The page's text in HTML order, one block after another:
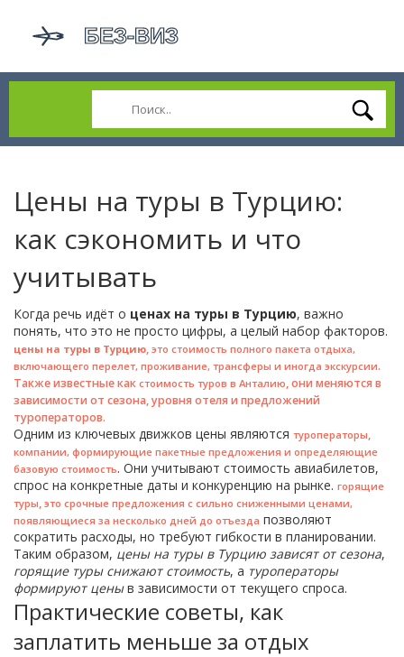
Цены на туры в Турцию:
как сэкономить и что
учитывать
Когда речь идёт о ценах на туры в Турцию, важно
понять, что это не просто цифры, а целый набор факторов.
цены на туры в Турцию, это стоимость полного пакета отдыха,
включающего перелет, проживание, трансферы и иногда экскурсии.
Также известные как стоимость туров в Анталию, они меняются в
зависимости от сезона, уровня отеля и предложений
туроператоров.
Одним из ключевых движков цены являются туроператоры,
компании, формирующие пакетные предложения и определяющие
базовую стоимость. Они учитывают стоимость авиабилетов,
спрос на конкретные даты и конкуренцию на рынке. горящие
туры, это срочные предложения с сильно сниженными ценами,
появляющиеся за несколько дней до отъезда позволяют
сократить расходы, но требуют гибкости в планировании.
Таким образом, цены на туры в Турцию зависят от сезона,
горящие туры снижают стоимость, а туроператоры
формируют ценыв зависимости от текущего спроса.
Практические советы, как
заплатить меньше за отдых